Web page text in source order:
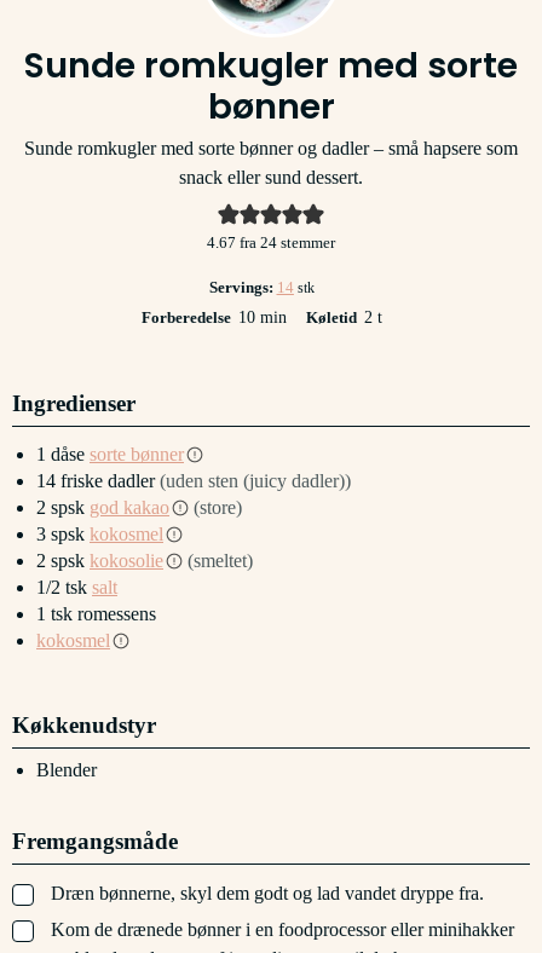
Sunde romkugler med sorte
bønner
Sunde romkugler med sorte bønner og dadler – små hapsere som
snack eller sund dessert.
4.67 fra 24 stemmer
Servings: 14 stk
Forberedelse 10minutter
min Køletid 2timer
t
Ingredienser
1 dåse sorte bønner
14 friske dadler (uden sten (juicy dadler))
2 spsk god kakao
(store)
3 spsk kokosmel
2 spsk kokosolie
(smeltet)
1/2 tsk salt
1 tsk romessens
kokosmel
Køkkenudstyr
Blender
Fremgangsmåde
▢
Dræn bønnerne, skyl dem godt og lad vandet dryppe fra.
▢
Kom de drænede bønner i en foodprocessor eller minihakker